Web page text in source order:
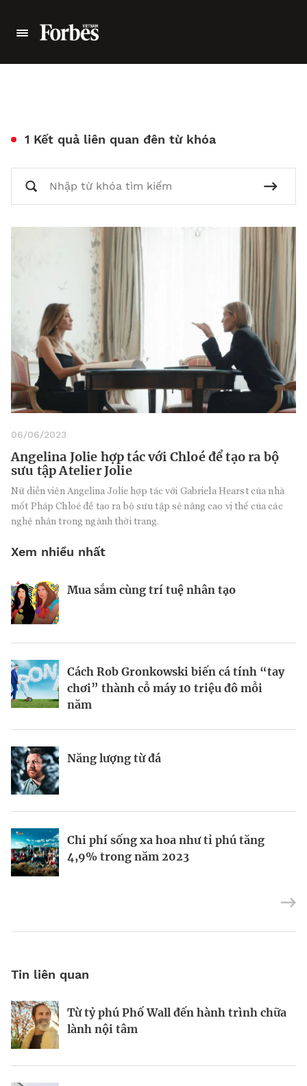
1 Kết quả liên quan đên từ khóa
06/06/2023
Angelina Jolie hợp tác với Chloé để tạo ra bộ
sưu tập Atelier Jolie
Nữ diễn viên Angelina Jolie hợp tác với Gabriela Hearst của nhà
mốt Pháp Chloé để tạo ra bộ sưu tập sẽ nâng cao vị thế của các
nghệ nhân trong ngành thời trang.
Xem nhiều nhất
Mua sắm cùng trí tuệ nhân tạo
Cách Rob Gronkowski biến cá tính “tay
chơi” thành cỗ máy 10 triệu đô mỗi
năm
Năng lượng từ đá
Chi phí sống xa hoa như tỉ phú tăng
4,9% trong năm 2023
Nhà sáng lập 25 tuổi và tham vọng lật
Thợ săn khoản vay
Nếu biết tận dụng, AI sẽ giúp điều hành
công ty tốt hơn
Định vị doanh nghiệp Việt trên bản đồ
kinh tế toàn cầu
Kiểm soát bất ổn và bảo vệ sức khỏe
BRANDCONNECT | Brand Contributor
Champagne hàng đầu cho chất riêng
mùa lễ hội
Kết nối liên vùng: Đòn bẩy chiến lược
Mukesh Ambani sắp chuyển giao quyền
điều hành Reliance Industries cho các
Tin liên quan
Từ tỷ phú Phố Wall đến hành trình chữa
lành nội tâm
Tầm nhìn AI của Sam Altman
Tầm nhìn của vị tỷ phú tái định nghĩa
Las Vegas